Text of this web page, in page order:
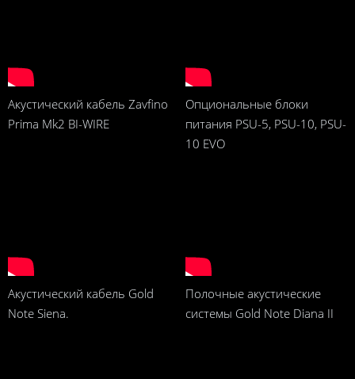
Акустический кабель Zavfino
Prima Mk2 BI-WIRE
Опциональныe блоки
питания PSU-5, PSU-10, PSU-
10 EVO
Акустический кабель Gold
Note Siena.
Полочные акустические
системы Gold Note Diana II